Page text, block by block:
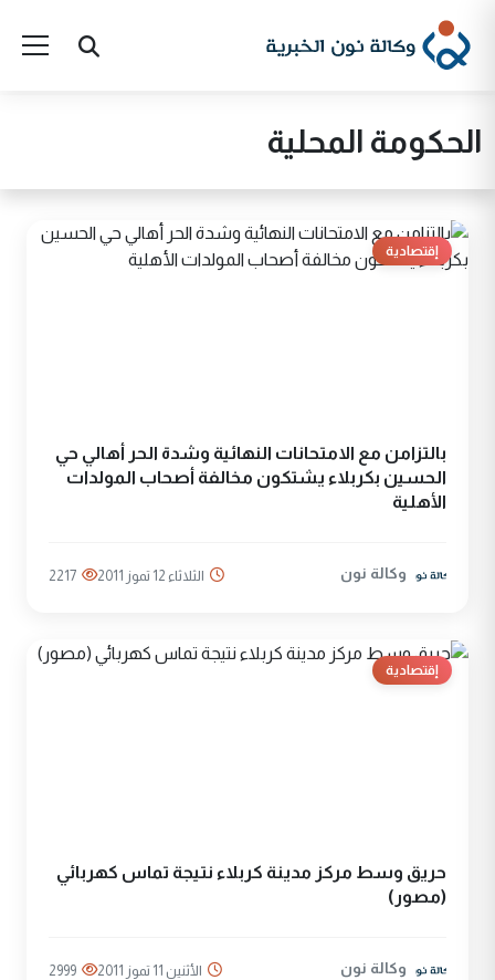
الحكومة المحلية
إقتصادية
بالتزامن مع الامتحانات النهائية وشدة الحر أهالي حي
الحسين بكربلاء يشتكون مخالفة أصحاب المولدات
الأهلية
وكالة نون الثلاثاء 12 تموز 2011 2217
إقتصادية
حريق وسط مركز مدينة كربلاء نتيجة تماس كهربائي
(مصور)
وكالة نون الأثنين 11 تموز 2011 2999